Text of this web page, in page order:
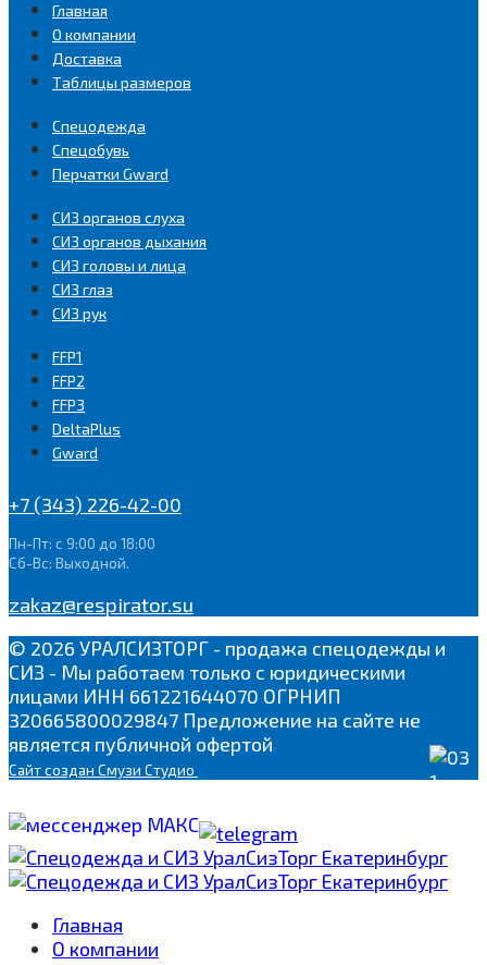
Главная
О компании
Доставка
Таблицы размеров
Спецодежда
Спецобувь
Перчатки Gward
СИЗ органов слуха
СИЗ органов дыхания
СИЗ головы и лица
СИЗ глаз
СИЗ рук
FFP1
FFP2
FFP3
DeltaPlus
Gward
+7 (343) 226-42-00
Пн-Пт: с 9:00 до 18:00
Сб-Вс: Выходной.
zakaz@respirator.su
© 2026 УРАЛСИЗТОРГ - продажа спецодежды и
СИЗ - Мы работаем только с юридическими
лицами ИНН 661221644070 ОГРНИП
320665800029847 Предложение на сайте не
является публичной офертой
Сайтсоздан Смузи Студио
Главная
О компании